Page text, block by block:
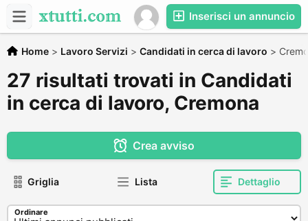
Inserisci un annuncio
Home > Lavoro Servizi > Candidati in cerca di lavoro >
27 risultati trovati in Candidati
in cerca di lavoro, Cremona
Crea avviso
Griglia Lista Dettaglio
Ordinare